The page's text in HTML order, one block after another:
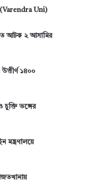
(Varendra Uni)
আটক ২ আসামির
১৪০০
চুক্তি ভঙ্গের
মন্ত্রণালয়ে